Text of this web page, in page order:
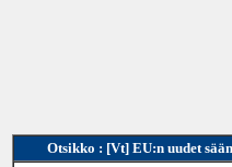
Otsikko : [Vt] EU:n uudet